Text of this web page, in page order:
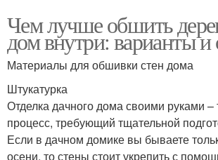
Чем лучше обшить
дом внутри: варианты и
Материалы для обшивки стен дома
Штукатурка
Отделка дачного дома своими руками –
процесс, требующий тщательной
Если в дачном домике вы бываете
осени, то стены стоит укрепить с